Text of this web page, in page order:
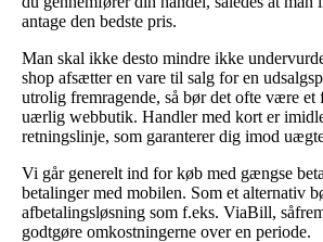
antage den bedste pris.
Man skal ikke desto mindre ikke
shop afsætter en vare til salg for en
utrolig fremragende, så bør det ofte være et
uærlig webbutik. Handler med kort er
retningslinje, som garanterer dig imod
Vi går generelt ind for køb med gængse
betalinger med mobilen. Som et alternativ
afbetalingsløsning som f.eks. ViaBill,
godtgøre omkostningerne over en periode.